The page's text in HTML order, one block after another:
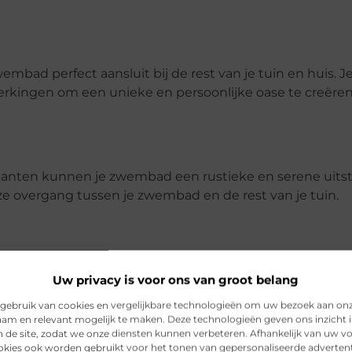
Uw privacy is voor ons van groot belang
van cookies en vergelijkbare technologieën om uw bezoek aan
en relevant mogelijk te maken. Deze technologieën geven ons inzicht
de site, zodat we onze diensten kunnen verbeteren. Afhankelijk van uw
ook worden gebruikt voor het tonen van gepersonaliseerde
perfect aansluit bij de rest van je tuin en huis.
om een unieke en persoonlijke oase te
kunnen je zwembad een rustieke en serene
overgang tussen je zwembad en de rest van je tuin.
bij het kiezen van een zwembad. Zwembaden
een gezondere zwemervaring. Hydrotherapie kan
terwijl zoutwaterzwembaden zachter zijn